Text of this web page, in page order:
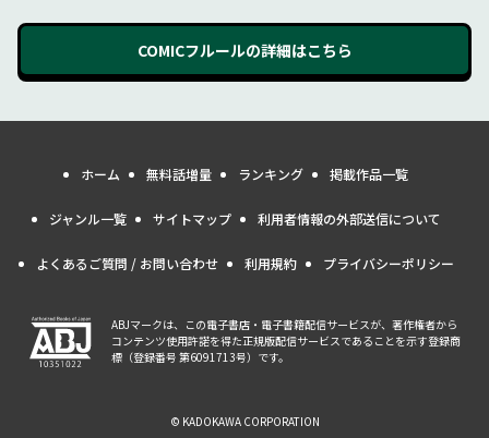
COMICフルールの詳細はこちら
ホーム 無料話増量 ランキング 掲載作品一覧
ジャンル一覧 サイトマップ 利用者情報の外部送信について
よくあるご質問 / お問い合わせ 利用規約 プライバシーポリシー
ABJマークは、この電子書店・電子書籍配信サービスが、著作権者から
コンテンツ使用許諾を得た正規版配信サービスであることを示す登録商
標（登録番号 第6091713号）です。
© KADOKAWA CORPORATION